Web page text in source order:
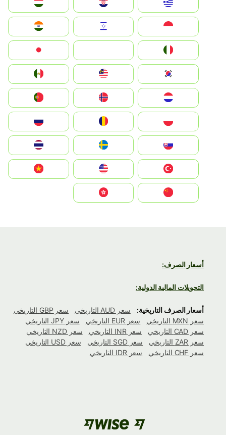
Hrvatska
Magyarország
Indonesia
South Korea
Nederland
Portugal
România
Slovensko
United States
Vietnam
أسعار الصرف:
التحويلات المالية الدولية:
أسعار الصرف التاريخية: سعر AUD التاريخي
سعر GBP التاريخي
سعر MXN التاريخي
سعر EUR التاريخي
سعر JPY التاريخي
سعر CAD التاريخي
سعر INR التاريخي
سعر NZD التاريخي
سعر ZAR التاريخي
سعر SGD التاريخي
سعر USD التاريخي
سعر CHF التاريخي
سعر IDR التاريخي